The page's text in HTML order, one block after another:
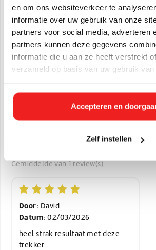
en om ons websiteverkeer te
informatie over uw gebruik van onze
partners voor social media, adverteren
partners kunnen deze gegevens
informatie die u aan ze heeft verstrekt
verzameld op basis van uw gebruik
Accepteren en
Zelf instellen
Breedte: 60 cm
Materiaal: polypropyleen en rubber
Specificaties
Artikelnummer:
Afmetingen:
Gewicht in KG:
Gemiddelde van 1 review(s)
Door: David
Datum: 02/03/2026
heel strak resultaat met deze
trekker